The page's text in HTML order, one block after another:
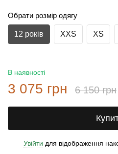
Обрати розмір одягу
12 років XXS XS
В наявності
3 075 грн 6 150 грн
Увійти для відображення